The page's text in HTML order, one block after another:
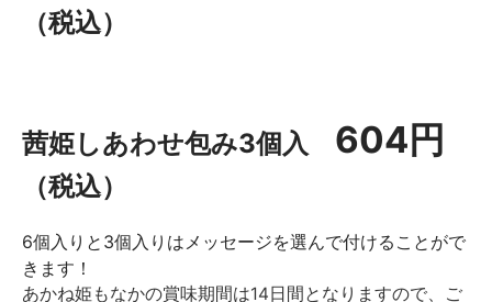
（税込）
茜姫しあわせ包み3個入 604円
（税込）
6個入りと3個入りはメッセージを選んで付けることがで
きます！
あかね姫もなかの賞味期間は14日間となりますので、ご